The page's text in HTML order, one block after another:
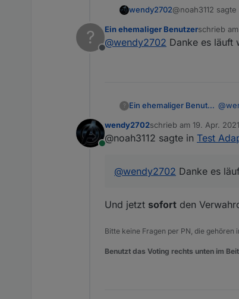
wendy2702@noah3112 sagte
Die Abfrage
cd /opt/
npm install
Sollte gehen.
?
Offline
Ein ehemaliger Benutzerschrieb am
zuletzt
@wendy2702 Danke es läuft
? Ein ehemaliger Benutzer @
Online
wendy2702schrieb am 19. Apr.
zuletzt editiert von
@noah3112 sagte in Test
@wendy2702 Danke es
Und jetzt sofort den
Bitte keine Fragen per PN, die gehören
Benutzt das Voting rechts unten im